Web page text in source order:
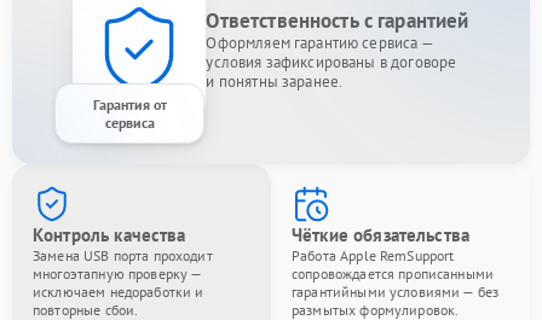
Гарантия от
сервиса
Ответственность с гарантией
Оформляем гарантию сервиса —
условия зафиксированы в договоре
и понятны заранее.
Контроль качества
Замена USB порта проходит
многоэтапную проверку —
исключаем недоработки и
повторные сбои.
Чёткие обязательства
Работа Apple RemSupport
сопровождается прописанными
гарантийными условиями — без
размытых формулировок.